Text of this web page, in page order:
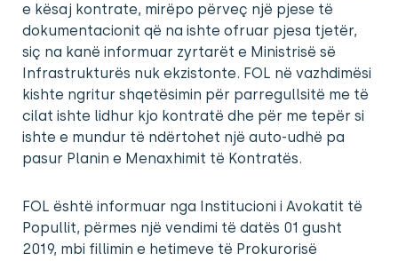
e kësaj kontrate, mirëpo përveç një pjese të
dokumentacionit që na ishte ofruar pjesa tjetër,
siç na kanë informuar zyrtarët e Ministrisë së
Infrastrukturës nuk ekzistonte. FOL në vazhdimësi
kishte ngritur shqetësimin për parregullsitë me të
cilat ishte lidhur kjo kontratë dhe për me tepër si
ishte e mundur të ndërtohet një auto-udhë pa
pasur Planin e Menaxhimit të Kontratës.
FOL është informuar nga Institucioni i Avokatit të
Popullit, përmes një vendimi të datës 01 gusht
2019, mbi fillimin e hetimeve të Prokurorisë